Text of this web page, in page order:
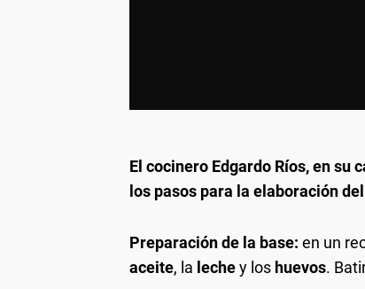
El cocinero Edgardo Ríos, en su
los pasos para la elaboración
Preparación de la base: en un
aceite, la lechey los huevos.